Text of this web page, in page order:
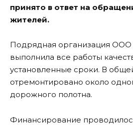
принято в ответ на
жителей.
Подрядная организация ООО
выполнила все работы
установленные сроки. В
отремонтировано около
дорожного полотна.
Финансирование